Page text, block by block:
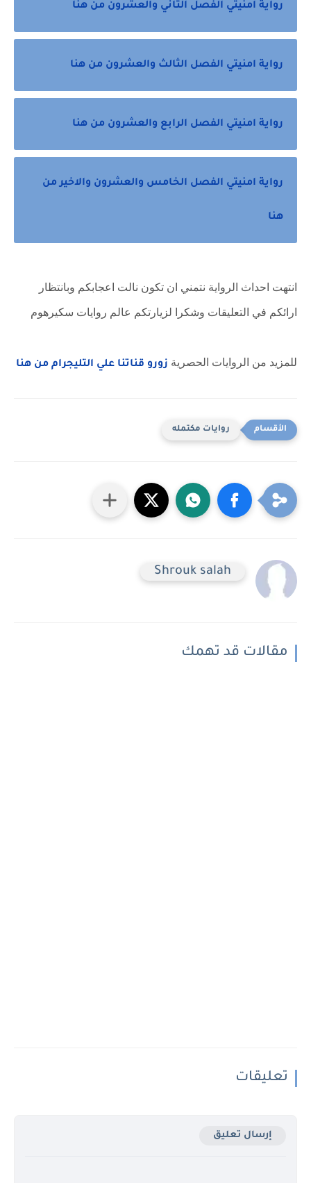
رواية امنيتي الفصل الثاني والعشرون من هنا
رواية امنيتي الفصل الثالث والعشرون من هنا
رواية امنيتي الفصل الرابع والعشرون من هنا
رواية امنيتي الفصل الخامس والعشرون والاخير من
هنا
انتهت احداث الرواية نتمني ان تكون نالت اعجابكم وبانتظار
ارائكم في التعليقات وشكرا لزيارتكم عالم روايات سكيرهوم
للمزيد من الروايات الحصرية زورو قناتنا علي التليجرام من هنا
روايات مكتمله
Shrouk salah
مقالات قد تهمك
تعليقات
إرسال تعليق